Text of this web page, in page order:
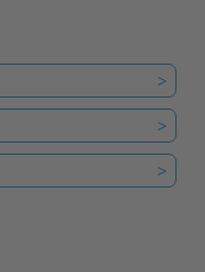
>
>
>